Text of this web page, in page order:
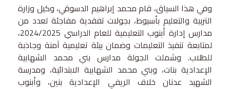
وفي هذا السياق، قام محمد إبراهيم الدسوقي، وكيل وزارة
التربية والتعليم بأسيوط، بجولات تفقدية مفاجئة لعدد من
مدارس إدارة أبنوب التعليمية للعام الدراسي 2024/2025،
لمتابعة تنفيذ التعليمات وضمان بيئة تعليمية آمنة وجاذبة
للطلاب. وشملت الجولة مدارس بني محمد الشهابية
الإعدادية بنات، وبني محمد الشهابية الابتدائية، ومدرسة
الشهيد عدنان خلاف الريفي الإعدادية بنين، وأبنوب